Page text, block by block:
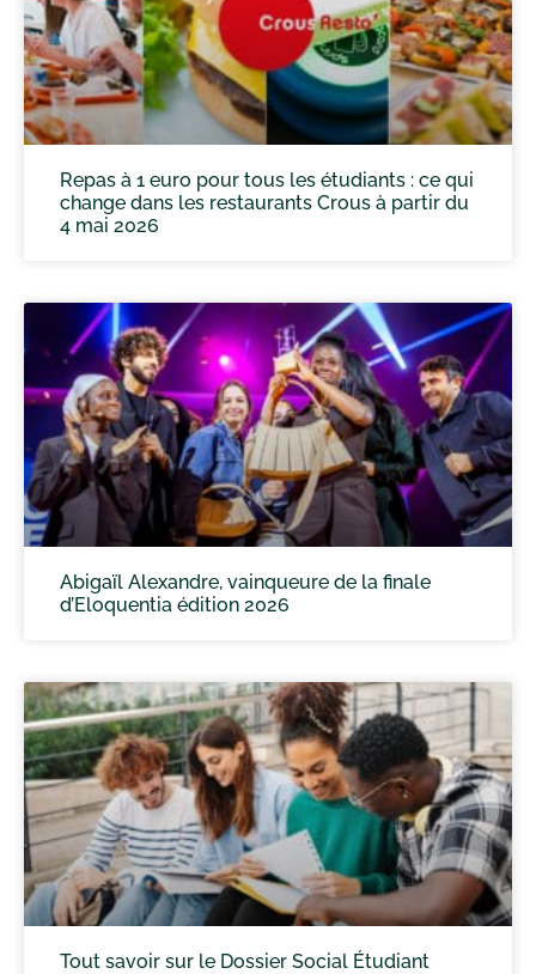
Repas à 1 euro pour tous les étudiants : ce qui
change dans les restaurants Crous à partir du
4 mai 2026
Abigaïl Alexandre, vainqueure de la finale
d’Eloquentia édition 2026
Tout savoir sur le Dossier Social Étudiant